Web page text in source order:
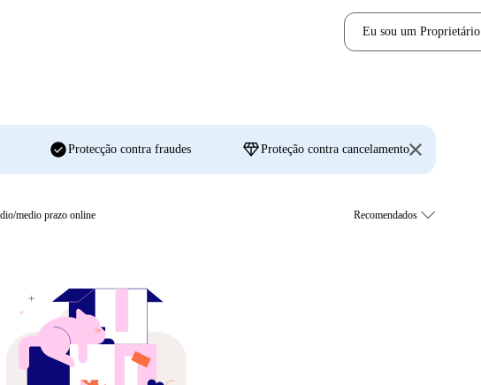
Eu sou um Proprietário
check_circleProtecção contra fraudes diamondProteção contra cancelamento
medio prazo online